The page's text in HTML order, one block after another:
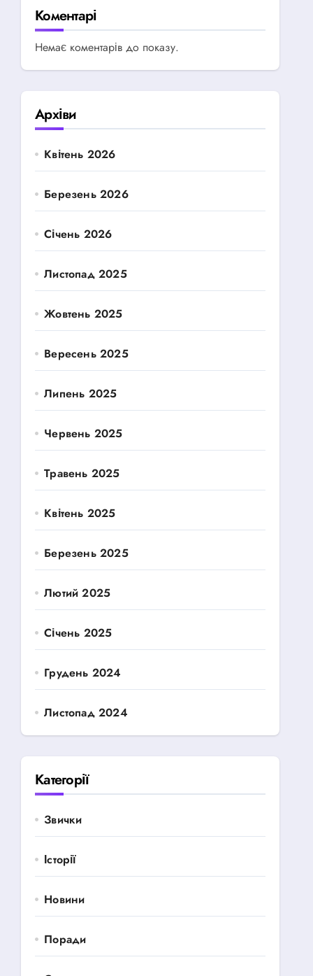
Коментарі
Немає коментарів до показу.
Архіви
Квітень 2026
Березень 2026
Січень 2026
Листопад 2025
Жовтень 2025
Вересень 2025
Липень 2025
Червень 2025
Травень 2025
Квітень 2025
Березень 2025
Лютий 2025
Січень 2025
Грудень 2024
Листопад 2024
Категорії
Звички
Історії
Новини
Поради